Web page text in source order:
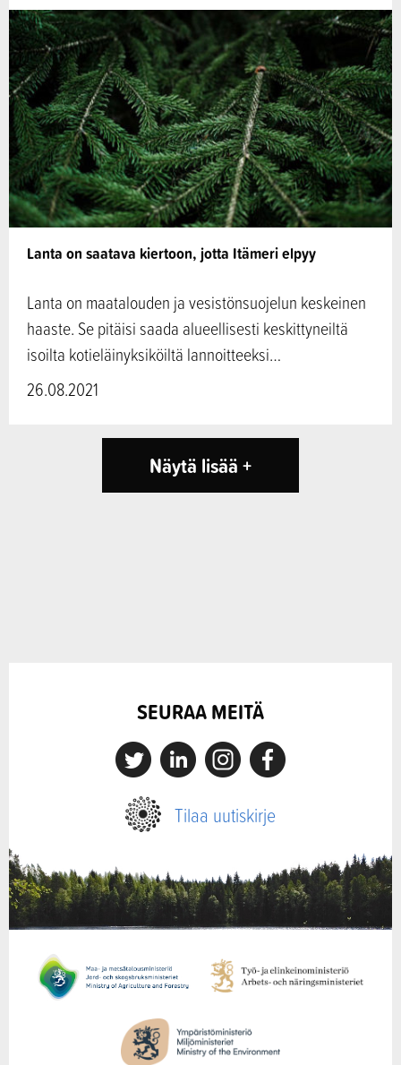
Lanta on saatava kiertoon, jotta Itämeri elpyy
Lanta on maatalouden ja vesistönsuojelun keskeinen
haaste. Se pitäisi saada alueellisesti keskittyneiltä
isoilta kotieläinyksiköiltä lannoitteeksi…
26.08.2021
Näytä lisää +
SEURAA MEITÄ
X LinkedinInstagramFacebook
Tilaa uutiskirje